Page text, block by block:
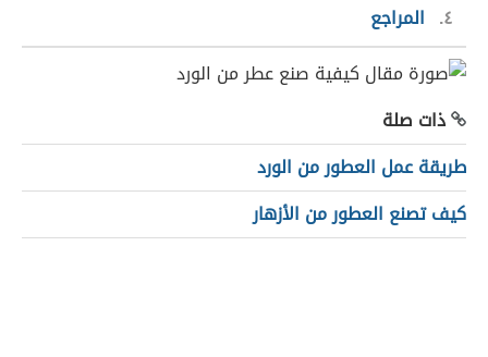
٤
المراجع
ذات صلة
طريقة عمل العطور من الورد
كيف تصنع العطور من الأزهار